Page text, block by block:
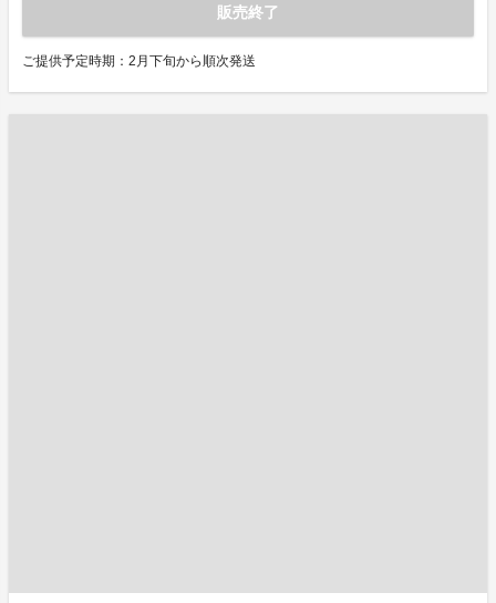
販売終了
ご提供予定時期：2月下旬から順次発送